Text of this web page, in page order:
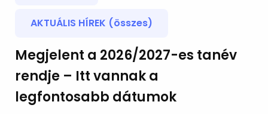
AKTUÁLIS HÍREK (összes)
Megjelent a 2026/2027-es tanév
rendje – Itt vannak a
legfontosabb dátumok